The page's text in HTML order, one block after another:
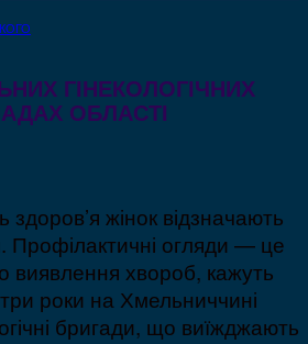
ГІНЕКОЛОГІЧНИХ
ОБЛАСТІ
жінок відзначають
Профілактичні огляди — це
виявлення хвороб, кажуть
роки на Хмельниччині
бригади, що виїжджають